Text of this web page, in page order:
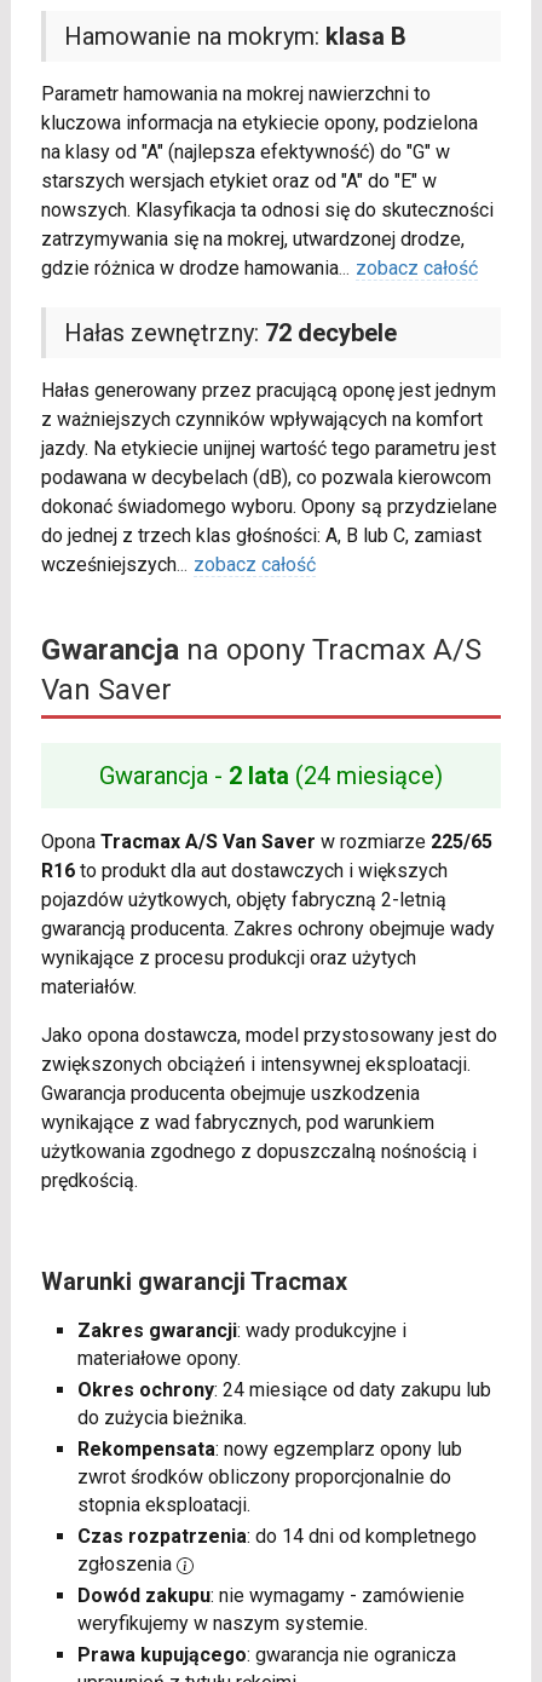
Hamowanie na mokrym: klasa B
Parametr hamowania na mokrej nawierzchni to
kluczowa informacja na etykiecie opony, podzielona
na klasy od "A" (najlepsza efektywność) do "G" w
starszych wersjach etykiet oraz od "A" do "E" w
nowszych. Klasyfikacja ta odnosi się do skuteczności
zatrzymywania się na mokrej, utwardzonej drodze,
gdzie różnica w drodze hamowania... zobacz całość
Hałas zewnętrzny: 72 decybele
Hałas generowany przez pracującą oponę jest jednym
z ważniejszych czynników wpływających na komfort
jazdy. Na etykiecie unijnej wartość tego parametru jest
podawana w decybelach (dB), co pozwala kierowcom
dokonać świadomego wyboru. Opony są przydzielane
do jednej z trzech klas głośności: A, B lub C, zamiast
wcześniejszych... zobacz całość
Gwarancjana opony Tracmax A/S
Van Saver
Gwarancja - 2 lata (24 miesiące)
Opona Tracmax A/S Van Saver w rozmiarze 225/65
R16to produkt dla aut dostawczych i większych
pojazdów użytkowych, objęty fabryczną 2-letnią
gwarancją producenta. Zakres ochrony obejmuje wady
wynikające z procesu produkcji oraz użytych
materiałów.
Jako opona dostawcza, model przystosowany jest do
zwiększonych obciążeń i intensywnej eksploatacji.
Gwarancja producenta obejmuje uszkodzenia
wynikające z wad fabrycznych, pod warunkiem
użytkowania zgodnego z dopuszczalną nośnością i
prędkością.
Warunki gwarancji Tracmax
Zakres gwarancji: wady produkcyjne i
materiałowe opony.
Okres ochrony: 24 miesiące od daty zakupu lub
do zużycia bieżnika.
Rekompensata: nowy egzemplarz opony lub
zwrot środków obliczony proporcjonalnie do
stopnia eksploatacji.
Czas rozpatrzenia: do 14 dni od kompletnego
zgłoszenia
Dowód zakupu: nie wymagamy - zamówienie
weryfikujemy w naszym systemie.
Prawa kupującego: gwarancja nie ogranicza